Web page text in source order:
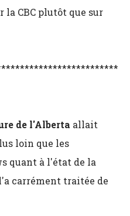
CBC plutôt que sur
de l'Alberta allait
loin que les
quant à l'état de la
carrément traitée de